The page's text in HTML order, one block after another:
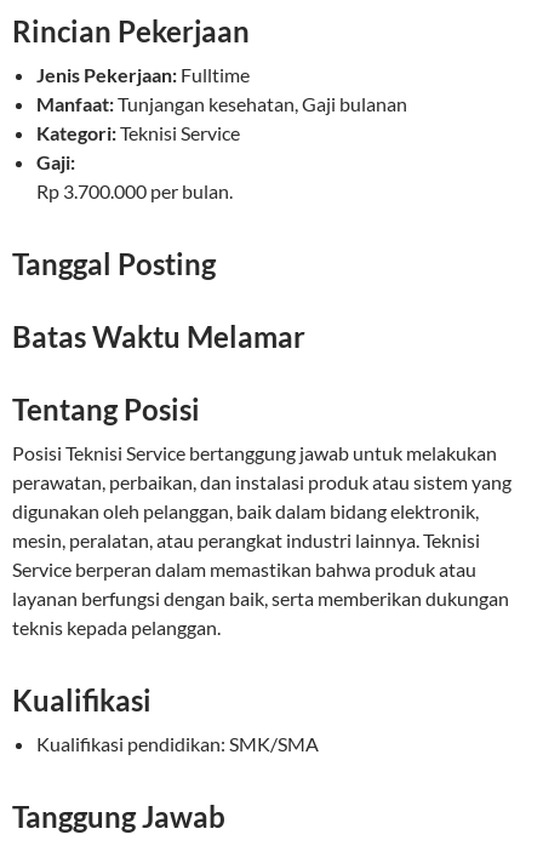
Rincian Pekerjaan
Jenis Pekerjaan: Fulltime
Manfaat:Tunjangan kesehatan, Gaji bulanan
Kategori:Teknisi Service
Gaji:
Rp 3.700.000 per bulan.
Tanggal Posting
Batas Waktu Melamar
Tentang Posisi
Posisi Teknisi Service bertanggung jawab untuk melakukan
perawatan, perbaikan, dan instalasi produk atau sistem yang
digunakan oleh pelanggan, baik dalam bidang elektronik,
mesin, peralatan, atau perangkat industri lainnya. Teknisi
Service berperan dalam memastikan bahwa produk atau
layanan berfungsi dengan baik, serta memberikan dukungan
teknis kepada pelanggan.
Kualifikasi
Kualifikasi pendidikan: SMK/SMA
Tanggung Jawab